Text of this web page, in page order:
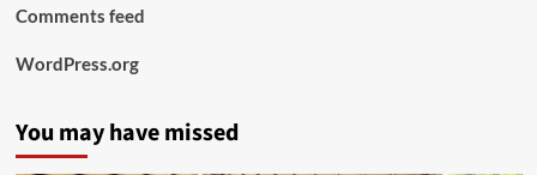
Comments feed
WordPress.org
You may have missed